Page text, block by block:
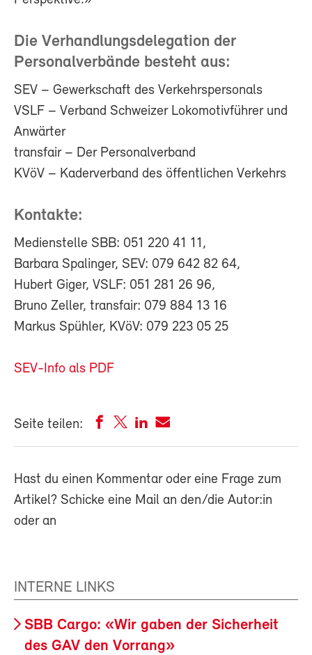
Die Verhandlungsdelegation der
Personalverbände besteht aus:
SEV – Gewerkschaft des Verkehrspersonals
VSLF – Verband Schweizer Lokomotivführer und
Anwärter
transfair – Der Personalverband
KVöV – Kaderverband des öffentlichen Verkehrs
Kontakte:
Medienstelle SBB: 051 220 41 11,
Barbara Spalinger, SEV: 079 642 82 64,
Hubert Giger, VSLF: 051 281 26 96,
Bruno Zeller, transfair: 079 884 13 16
Markus Spühler, KVöV: 079 223 05 25
SEV-Info als PDF
Seite teilen:
Hast du einen Kommentar oder eine Frage zum
Artikel? Schicke eine Mail an den/die Autor:in
oder an
INTERNE LINKS
SBB Cargo: «Wir gaben der Sicherheit
des GAV den Vorrang»